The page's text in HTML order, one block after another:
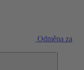
Odměna za